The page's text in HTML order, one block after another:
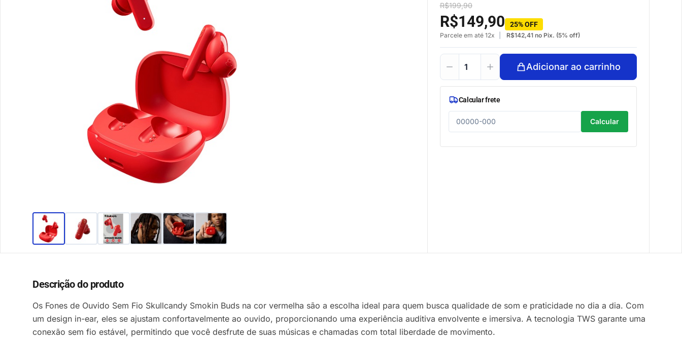
R$199,90
R$149,90 25% OFF
Parcele em até 12x R$142,41no Pix. (5% off)
Adicionar ao carrinho
Calcular frete
Calcular
Descrição do produto
Os Fones de Ouvido Sem Fio Skullcandy Smokin Buds na cor vermelha são a escolha ideal para quem busca qualidade de som e praticidade no dia a dia. Com
um design in-ear, eles se ajustam confortavelmente ao ouvido, proporcionando uma experiência auditiva envolvente e imersiva. A tecnologia TWS garante uma
conexão sem fio estável, permitindo que você desfrute de suas músicas e chamadas com total liberdade de movimento.